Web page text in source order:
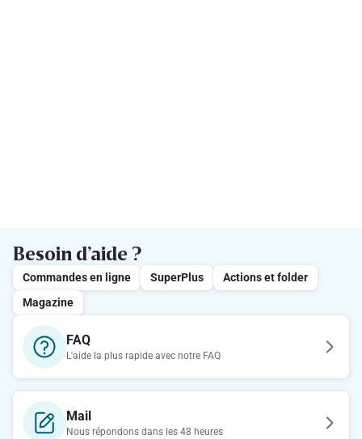
Besoin d’aide ?
Commandes en ligne SuperPlus
Actions et folder
Magazine
FAQ
L'aide la plus rapide avec notre FAQ
Mail
Nous répondons dans les 48 heures